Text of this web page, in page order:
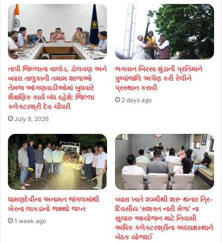
તાપી જિલ્લાના વાલોડ, ડોલવણ અને
વ્યારા તાલુકાની તમામ શાળાઓ
તેમજ આંગણવાડીઓમાં બુધવારે
શૈક્ષણિક કાર્ય બંધ રહેશે: જિલ્લા
કલેક્ટરશ્રી દેવ ચૌધરી
July 8, 2026
ભગવાન બિરસા મુંડાની પ્રતિમાને
પુષ્પાંજલિ અર્પણ કરી રેલીને
પ્રસ્થાન કરાવી
2 days ago
ધામણદેવીના અનામત જંગલમાંથી
ખેરના લાકડાનો જથ્થો જપ્ત
1 week ago
વ્યારા ખાતે ૨૦મીથી શરૂ થનાર ત્રિ-
દિવસીય ‘સશક્ત નારી મેળા’ ના
સુચારુ આયોજન માટે નિવાસી
અધિક કલેક્ટરશ્રીના અધ્યક્ષસ્થાને
બેઠક યોજાઈ